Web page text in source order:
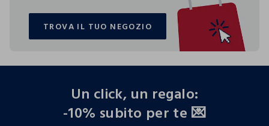
TROVA IL TUO NEGOZIO
TROVA IL TUO NEGOZIO
Un click, un regalo:
-10% subito per te 💌